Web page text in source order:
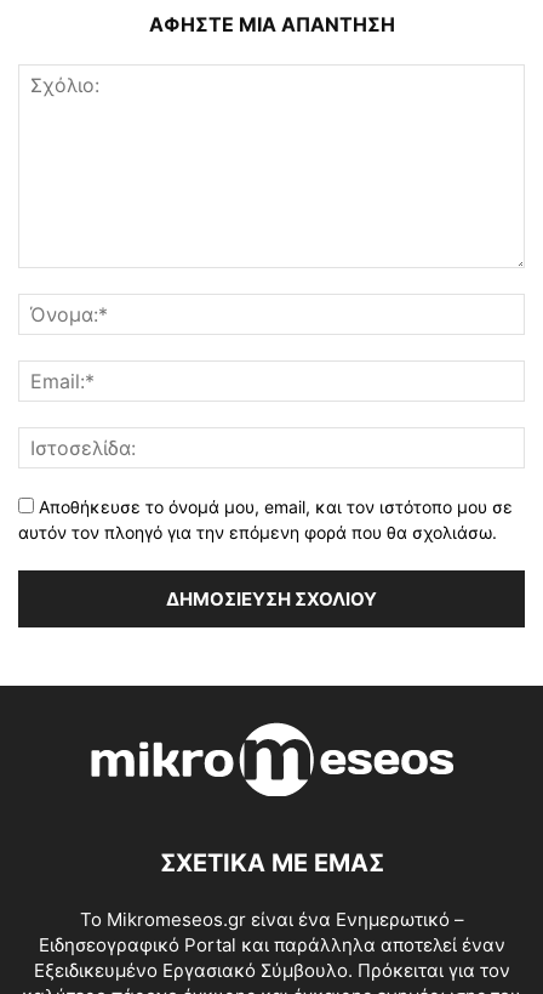
ΑΦΗΣΤΕ ΜΙΑ ΑΠΑΝΤΗΣΗ
Αποθήκευσε το όνομά μου, email, και τον ιστότοπο μου σε
αυτόν τον πλοηγό για την επόμενη φορά που θα σχολιάσω.
ΣΧΕΤΙΚΑ ΜΕ ΕΜΑΣ
Το Mikromeseos.gr είναι ένα Ενημερωτικό –
Ειδησεογραφικό Portal και παράλληλα αποτελεί έναν
Εξειδικευμένο Εργασιακό Σύμβουλο. Πρόκειται για τον